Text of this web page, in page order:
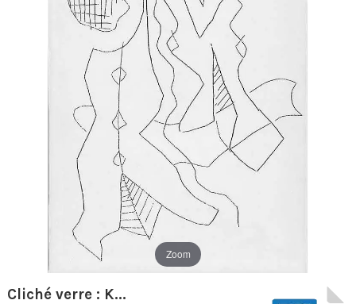
Zoom
Cliché verre : K...